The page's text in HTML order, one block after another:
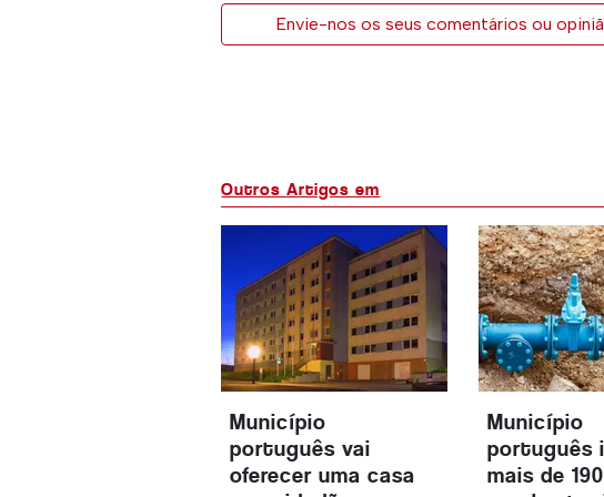
Envie-nos os seus comentários ou
Outros Artigos em
Município
português vai
oferecer uma casa
Município
português
mais de